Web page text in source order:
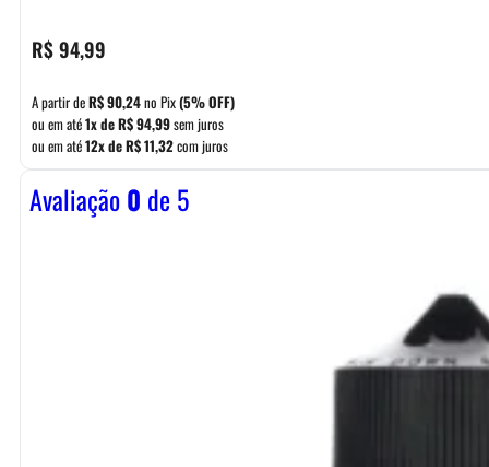
R$94,99
A partir deR$90,24no Pix(5% OFF)
ou em até1x deR$94,99sem juros
ou em até12x deR$11,32com juros
Avaliação0 de 5